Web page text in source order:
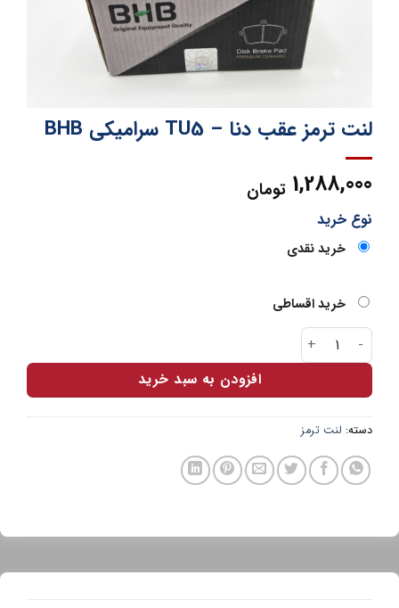
لنت ترمز عقب دنا – TU5 سرامیکی BHB
1,288,000 تومان
نوع خرید
خرید نقدی
خرید اقساطی
لنت ترمز عقب دنا - TU5 سرامیکی BHB عدد
افزودن به سبد خرید
دسته:لنت ترمز